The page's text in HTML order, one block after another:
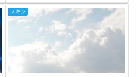
スキン